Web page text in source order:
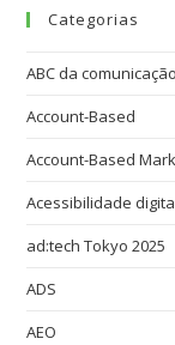
Categorias
ABC da comunicação
Account-Based
Account-Based
Acessibilidade
ad:tech Tokyo 2025
ADS
AEO